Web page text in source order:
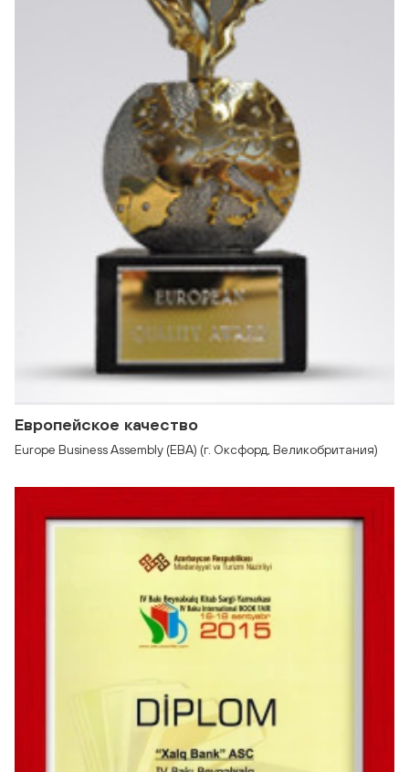
Европейское качество
Europe Business Assembly (ЕBA) (г. Оксфорд, Великобритания)